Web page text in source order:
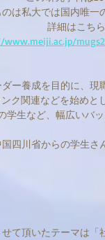
は私大では国内唯一
詳細はこち
www.meiji.ac.jp/
ー養成を目的に、現
ク関連などを始めと
学生など、幅広いバ
四川省からの学生さ
て頂いたテーマは「